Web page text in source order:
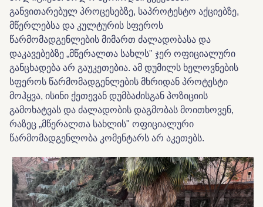
განვითარებულ პროცესებზე, საპროტესტო აქციებზე,
მწერლებსა და კულტურის სფეროს
წარმომადგენლების მიმართ ძალადობასა და
დაკავებებზე „მწერალთა სახლს" ჯერ ოფიციალური
განცხადება არ გაუკეთებია. ამ დუმილს ხელოვნების
სფეროს წარმომადგენლების მხრიდან პროტესტი
მოჰყვა, ისინი ქეთევან დუმბაძისგან პოზიციის
გამოხატვას და ძალადობის დაგმობას მოითხოვენ,
რაზეც „მწერალთა სახლის" ოფიციალური
წარმომადგენლობა კომენტარს არ აკეთებს.